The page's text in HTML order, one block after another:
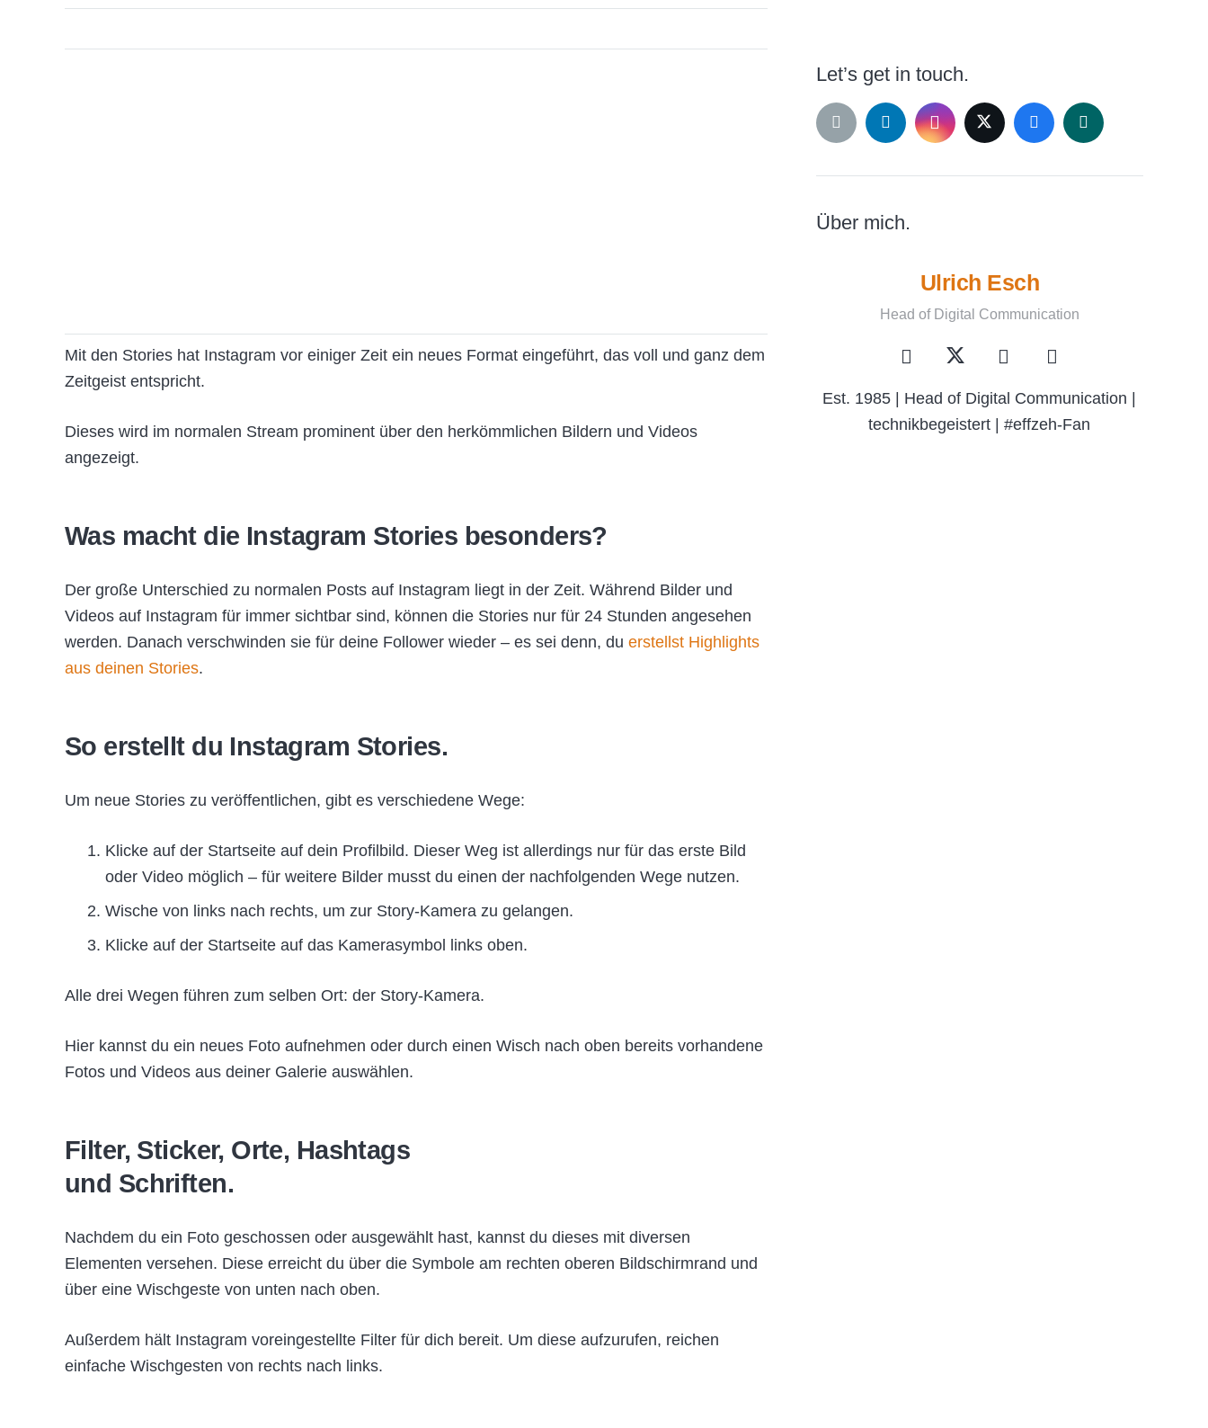
Mit den Stories hat Instagram vor einiger Zeit ein neues Format eingeführt, das voll und ganz dem
Zeitgeist entspricht.
Dieses wird im normalen Stream prominent über den herkömmlichen Bildern und Videos
angezeigt.
Was macht die Instagram Stories besonders?
Der große Unterschied zu normalen Posts auf Instagram liegt in der Zeit. Während Bilder und
Videos auf Instagram für immer sichtbar sind, können die Stories nur für 24 Stunden angesehen
werden. Danach verschwinden sie für deine Follower wieder – es sei denn, du erstellst Highlights
aus deinen Stories.
So erstellt du Instagram Stories.
Um neue Stories zu veröffentlichen, gibt es verschiedene Wege:
Klicke auf der Startseite auf dein Profilbild. Dieser Weg ist allerdings nur für das erste Bild
oder Video möglich – für weitere Bilder musst du einen der nachfolgenden Wege nutzen.
Wische von links nach rechts, um zur Story-Kamera zu gelangen.
Klicke auf der Startseite auf das Kamerasymbol links oben.
Alle drei Wegen führen zum selben Ort: der Story-Kamera.
Hier kannst du ein neues Foto aufnehmen oder durch einen Wisch nach oben bereits vorhandene
Fotos und Videos aus deiner Galerie auswählen.
Filter, Sticker, Orte, Hashtags
und Schriften.
Nachdem du ein Foto geschossen oder ausgewählt hast, kannst du dieses mit diversen
Elementen versehen. Diese erreicht du über die Symbole am rechten oberen Bildschirmrand und
über eine Wischgeste von unten nach oben.
Außerdem hält Instagram voreingestellte Filter für dich bereit. Um diese aufzurufen, reichen
einfache Wischgesten von rechts nach links.
Let’s get in touch.
Über mich.
Ulrich Esch
Head of Digital Communication
Est. 1985 | Head of Digital Communication |
technikbegeistert | #effzeh-Fan